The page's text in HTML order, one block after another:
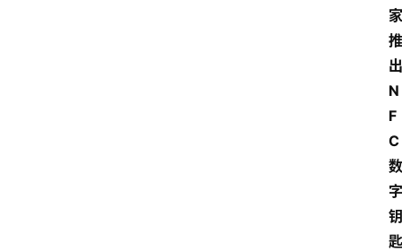
家
推
出
N
F
C
数
字
钥
匙